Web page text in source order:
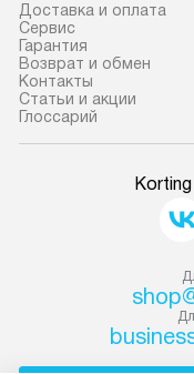
Доставка и оплата
Сервис
Гарантия
Возврат и обмен
Контакты
Статьи и акции
Глоссарий